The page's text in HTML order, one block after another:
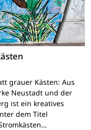
grauer Kästen: Aus
Neustadt und der
ist ein kreatives
dem Titel